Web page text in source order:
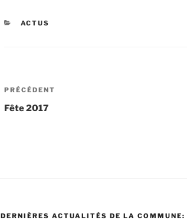
CATÉGORIES
ACTUS
Navigation
de
Article
précédent
PRÉCÉDENT
Fête 2017
DERNIÈRES ACTUALITÉS DE LA COMMUNE: